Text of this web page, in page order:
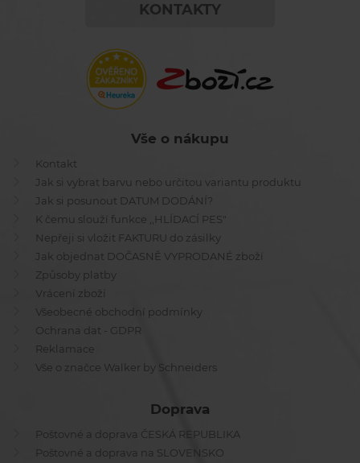
KONTAKTY
Vše o nákupu
Kontakt
Jak si vybrat barvu nebo určitou variantu produktu
Jak si posunout DATUM DODÁNÍ?
K čemu slouží funkce ,,HLÍDACÍ PES"
Nepřeji si vložit FAKTURU do zásilky
Jak objednat DOČASNĚ VYPRODANÉ zboží
Způsoby platby
Vrácení zboží
Všeobecné obchodní podmínky
Ochrana dat - GDPR
Reklamace
Vše o značce Walker by Schneiders
Doprava
Poštovné a doprava ČESKÁ REPUBLIKA
Poštovné a doprava na SLOVENSKO